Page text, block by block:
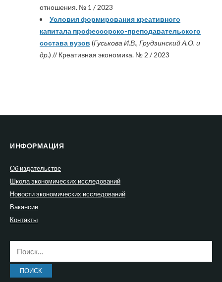
отношения. № 1 / 2023
Условия формирования креативного
капитала профессорско-преподавательского
состава вузов (Гуськова И.В., Грудзинский А.О. и
др.) // Креативная экономика. № 2 / 2023
ИНФОРМАЦИЯ
Об издательстве
Школа экономических исследований
Новости экономических исследований
Вакансии
Контакты